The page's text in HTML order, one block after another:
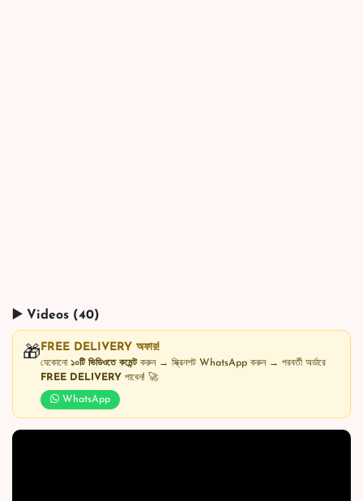
▶️ Videos (40)
🎁FREE DELIVERY অফার!
যেকোনো ১০টি ভিডিওতে কমেন্টকরুন → স্ক্রিনশট WhatsApp করুন → পরবর্তী অর্ডারে
FREE DELIVERY পাবেন! 🚀
WhatsApp